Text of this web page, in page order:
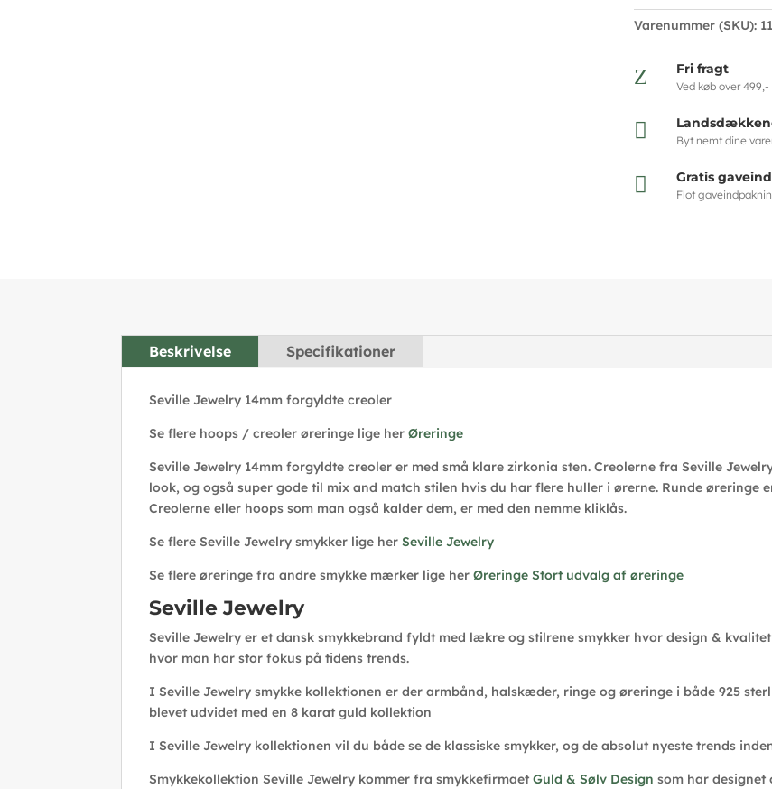
Varenummer (SKU):
Z Fri fragt
Ved køb over 499,-
 Byt nemt dine
 Gratis
Flot
Beskrivelse Specifikationer
Seville Jewelry 14mm forgyldte creoler
Se flere hoops / creoler øreringe lige herØreringe
Seville Jewelry 14mm forgyldte creoler er med små klare zirkonia sten. Creolerne fra Seville
look, og også super gode til mix and match stilen hvis du har flere huller i ørerne. Runde øreringe
Creolerne eller hoops som man også kalder dem, er med den nemme kliklås.
Se flere Seville Jewelry smykker lige herSeville Jewelry
Se flere øreringe fra andre smykke mærker lige herØreringe Stort udvalg af øreringe
Seville Jewelry
Seville Jewelry er et dansk smykkebrand fyldt med lækre og stilrene smykker hvor design &
hvor man har stor fokus på tidens trends.
I Seville Jewelry smykke kollektionen er der armbånd, halskæder, ringe og øreringe i både 925
blevet udvidet med en 8 karat guld kollektion
I Seville Jewelry kollektionen vil du både se de klassiske smykker, og de absolut nyeste trends
Smykkekollektion Seville Jewelry kommer fra smykkefirmaetGuld & Sølv Design som har designet